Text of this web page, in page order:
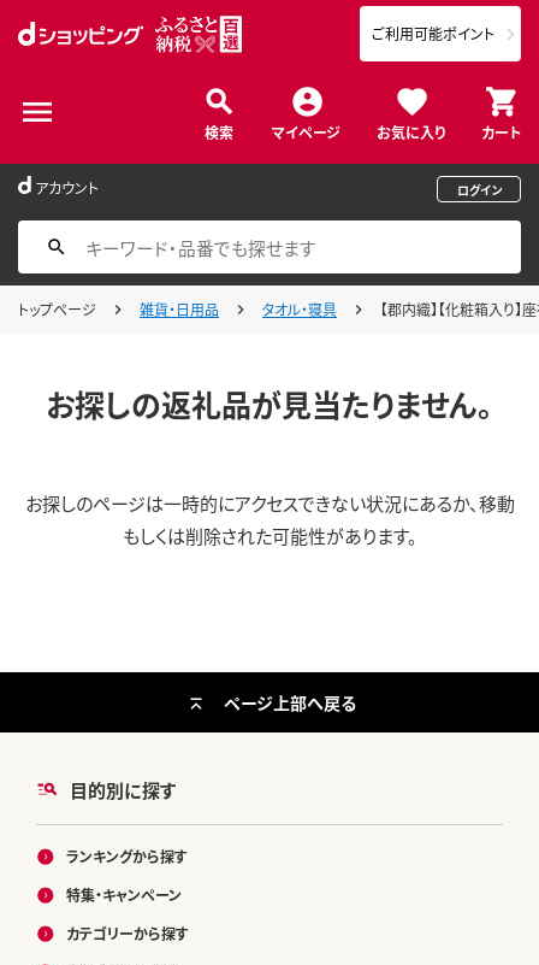
検索 マイページ お気に入り カート
ご利用可能ポイント
アカウント ログイン
トップページ 雑貨・日用品 タオル・寝具 【郡内織】【化粧箱入り
お探しの返礼品が見当たりません。
お探しのページは一時的にアクセスできない状況にあるか、移動
もしくは削除された可能性があります。
目的別に探す
ランキングから探す
特集・キャンペーン
カテゴリーから探す
ページ上部へ戻る